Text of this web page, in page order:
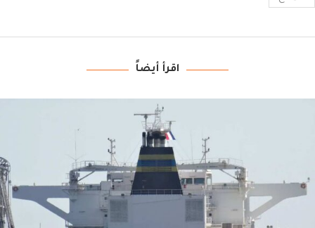
اقرأ أيضاً